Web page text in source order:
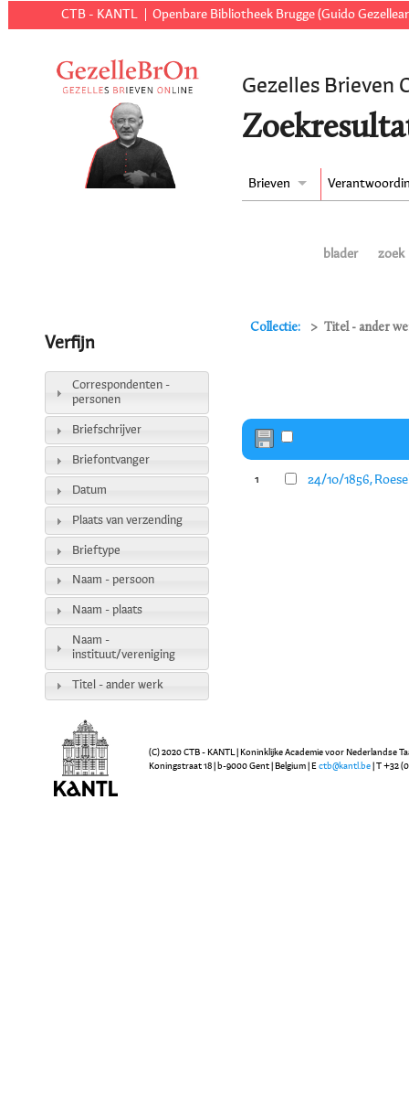
CTB - KANTL Openbare Bibliotheek Brugge (Guido
Gezelles Brieven
Brieven
blader zoek
Collectie: Titel - ander
1 24/10/1856,
Verfijn
Correspondenten -
personen
Briefschrijver
Briefontvanger
Datum
Plaats van verzending
Brieftype
Naam - persoon
Naam - plaats
Naam -
instituut/vereniging
Titel - ander werk
(C) 2020 CTB - KANTL | Koninklijke Academie voor Nederlandse
Koningstraat 18 | b-9000 Gent | Belgium | E ctb@kantl.be | T +32